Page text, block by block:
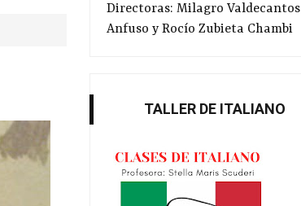
Directoras: Milagro Valdecantos
Anfuso y Rocío Zubieta Chambi
TALLER DE ITALIANO